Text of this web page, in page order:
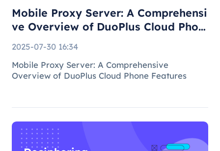
Mobile Proxy Server: A Comprehensi
ve Overview of DuoPlus Cloud Phon
2025-07-30 16:34
Mobile Proxy Server: A Comprehensive
Overview of DuoPlus Cloud Phone Features